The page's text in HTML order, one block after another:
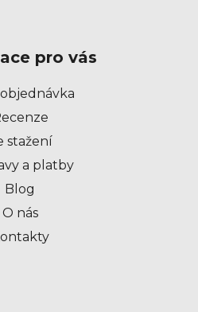
pro vás
stažení
a platby
Blog
O nás